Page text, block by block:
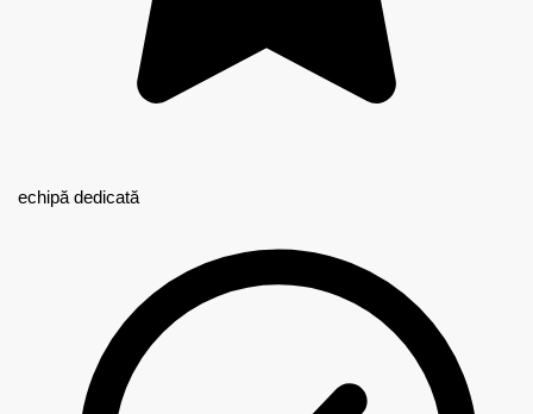
echipă dedicată